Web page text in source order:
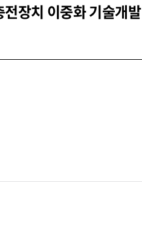
장치 이중화 기술개발